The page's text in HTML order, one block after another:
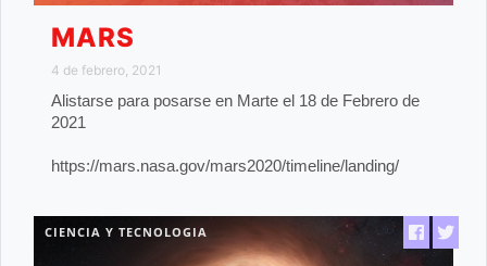
MARS
4 de febrero, 2021
Alistarse para posarse en Marte el 18 de Febrero de
2021
https://mars.nasa.gov/mars2020/timeline/landing/
CIENCIA Y TECNOLOGIA